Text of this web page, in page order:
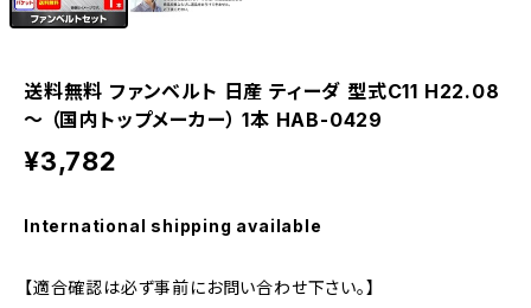
送料無料 ファンベルト 日産 ティーダ 型式C11 H22.08
～ （国内トップメーカー） 1本 HAB-0429
¥3,782
International shipping available
【適合確認は必ず事前にお問い合わせ下さい。】